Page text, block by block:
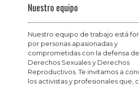
Nuestro equipo
Nuestro equipo de trabajo está
por personas apasionadas y
comprometidas con la defensa
Derechos Sexuales y Derechos
Reproductivos. Te invitamos a
los activistas y profesionales que,